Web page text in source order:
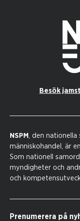
Besök
NSPM
, den
människohandel, är
Som nationell
myndigheter och
och
Prenumerera på